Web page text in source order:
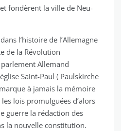
fondèrent la ville de Neu-
l’histoire de l’Allemagne
de la Révolution
Allemand
Saint-Paul ( Paulskirche
à jamais la mémoire
lois promulguées d’alors
guerre la rédaction des
la nouvelle constitution.